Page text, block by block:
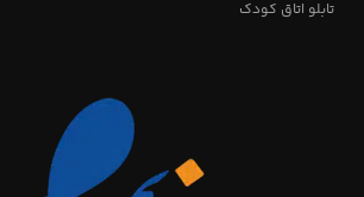
تابلو اتاق کودک